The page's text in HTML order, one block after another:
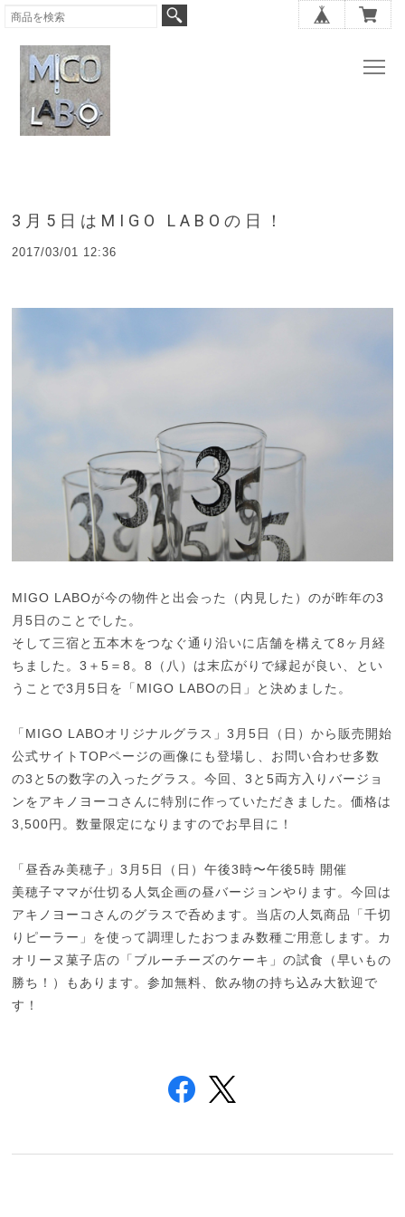
3月5日はMIGO LABOの日！
2017/03/01 12:36
MIGO LABOが今の物件と出会った（内見した）のが昨年の3
月5日のことでした。
そして三宿と五本木をつなぐ通り沿いに店舗を構えて8ヶ月経
ちました。3＋5＝8。8（八）は末広がりで縁起が良い、とい
うことで3月5日を「MIGO LABOの日」と決めました。
「MIGO LABOオリジナルグラス」3月5日（日）から販売開始
公式サイトTOPページの画像にも登場し、お問い合わせ多数
の3と5の数字の入ったグラス。今回、3と5両方入りバージョ
ンをアキノヨーコさんに特別に作っていただきました。価格は
3,500円。数量限定になりますのでお早目に！
「昼呑み美穂子」3月5日（日）午後3時〜午後5時 開催
美穂子ママが仕切る人気企画の昼バージョンやります。今回は
アキノヨーコさんのグラスで呑めます。当店の人気商品「千切
りピーラー」を使って調理したおつまみ数種ご用意します。カ
オリーヌ菓子店の「ブルーチーズのケーキ」の試食（早いもの
勝ち！）もあります。参加無料、飲み物の持ち込み大歓迎で
す！